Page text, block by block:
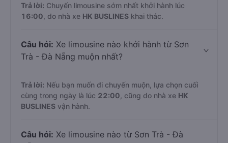
Trả lời: Chuyến limousine sớm nhất khởi hành lúc
16:00 , do nhà xe HK BUSLINES khai thác.
Câu hỏi: Xe limousine nào khởi hành từ Sơn
Trà - Đà Nẵng muộn nhất?
Trả lời: Nếu bạn muốn đi chuyến muộn, lựa chọn cuối
cùng trong ngày là lúc 22:00 , cũng do nhà xe HK
BUSLINES vận hành.
Câu hỏi: Xe limousine nào từ Sơn Trà - Đà